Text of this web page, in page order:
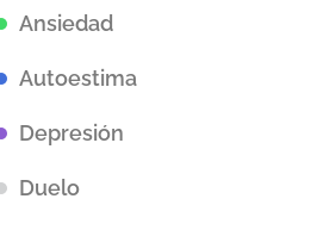
Ansiedad
Autoestima
Depresión
Duelo